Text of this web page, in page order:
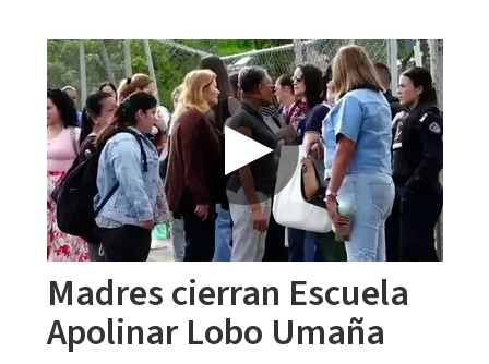
Madres cierran Escuela
Apolinar Lobo Umaña